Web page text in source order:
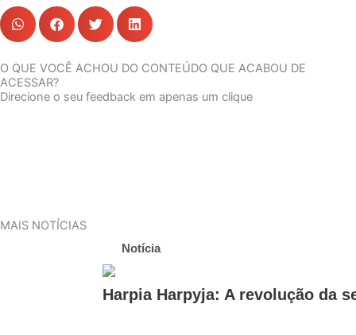
O QUE VOCÊ ACHOU DO CONTEÚDO QUE ACABOU DE
ACESSAR?
Direcione o seu feedback em apenas um clique
MAIS NOTÍCIAS
Notícia
Harpia Harpyja: A revolução da